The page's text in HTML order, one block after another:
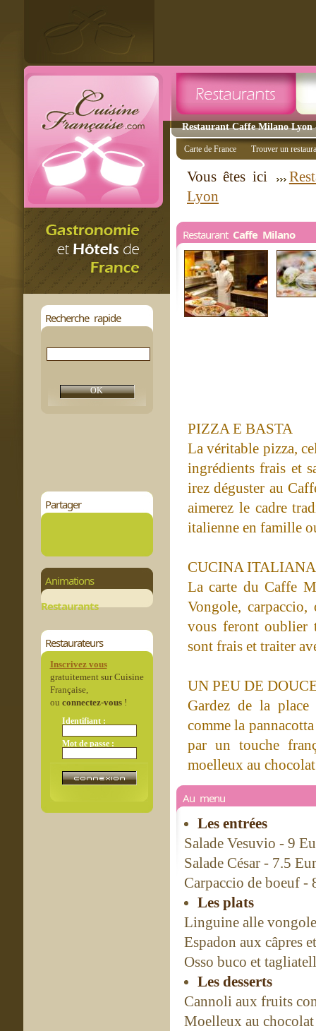
Restaurant Caffe Milano Lyon
Recherche rapide
Partager
Animations
Restaurants
Restaurateurs
Inscrivez vous
gratuitement sur Cuisine
Française,
ou connectez-vous!
Identifiant :
Mot de passe :
Carte de France Trouver un
Vous êtes ici
Lyon
Restaurant Caffe Milano
PIZZA E BASTA
La véritable pizza,
ingrédients frais et
irez déguster au
aimerez le cadre
italienne en famille
CUCINA ITALIANA
La carte du Caffe
Vongole,
vous feront oublier
sont frais et traiter
UN PEU DE
Gardez de la
comme la
par un touche
moelleux au
Au menu
Les entrées
Salade Vesuvio - 9
Salade César - 7.5
Carpaccio de boeuf -
Les plats
Linguine alle
Espadon aux câpres
Osso buco et
Les desserts
Cannoli aux fruits
Moelleux au